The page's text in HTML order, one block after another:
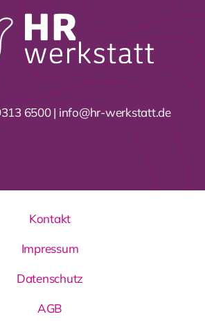
6500| info@hr-werkstatt.de
Kontakt
Impressum
Datenschutz
AGB